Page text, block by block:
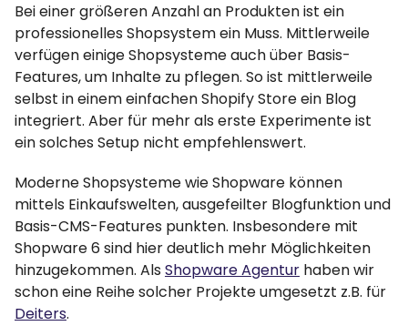
Bei einer größeren Anzahl an Produkten ist ein
professionelles Shopsystem ein Muss. Mittlerweile
verfügen einige Shopsysteme auch über Basis-
Features, um Inhalte zu pflegen. So ist mittlerweile
selbst in einem einfachen Shopify Store ein Blog
integriert. Aber für mehr als erste Experimente ist
ein solches Setup nicht empfehlenswert.
Moderne Shopsysteme wie Shopware können
mittels Einkaufswelten, ausgefeilter Blogfunktion und
Basis-CMS-Features punkten. Insbesondere mit
Shopware 6 sind hier deutlich mehr Möglichkeiten
hinzugekommen. Als Shopware Agentur haben wir
schon eine Reihe solcher Projekte umgesetzt z.B. für
Deiters.